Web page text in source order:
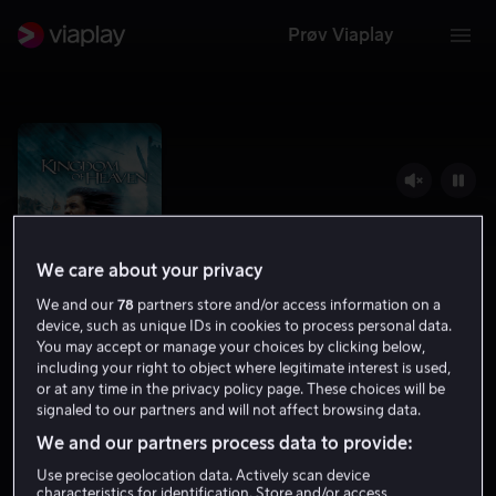
Prøv Viaplay
Kingdom of Heaven
Action Eventyr 2 t 18 min
We care about your privacy
We and our78 partners store and/or access information on a
device, such as unique IDs in cookies to process personal data.
You may accept or manage your choices by clicking below,
including your right to object where legitimate interest is used,
or at any time in the privacy policy page. These choices will be
signaled to our partners and will not affect browsing data.
We and our partners process data to provide:
Use precise geolocation data. Actively scan device
characteristics for identification. Store and/or access